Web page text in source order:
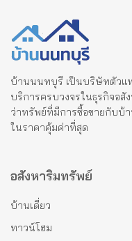
บ้านนนทบุรี เป็นบริษัทตัวแ
บริการครบวงจรในธุรกิจอ
ว่าทรัพย์ที่มีการซื้อขายกับ
ในราคาคุ้มค่าที่สุด
อสังหาริมทรัพย์
บ้านเดี่ยว
ทาวน์โฮม